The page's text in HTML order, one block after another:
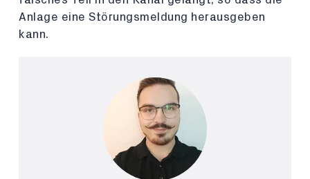
Anlage eine Störungsmeldung herausgeben
kann.